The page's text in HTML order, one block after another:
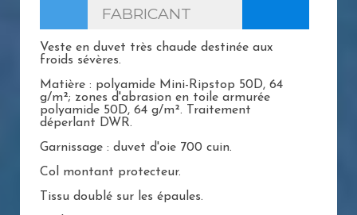
FABRICANT
Veste en duvet très chaude destinée aux
froids sévères.
Matière : polyamide Mini-Ripstop 50D, 64
g/m²; zones d'abrasion en toile armurée
polyamide 50D, 64 g/m². Traitement
déperlant DWR.
Garnissage : duvet d'oie 700 cuin.
Col montant protecteur.
Tissu doublé sur les épaules.